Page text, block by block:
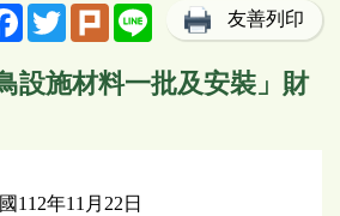
FacebookTwitterPlurk Line 友善列印
設施材料一批及安裝」財
112年11月22日